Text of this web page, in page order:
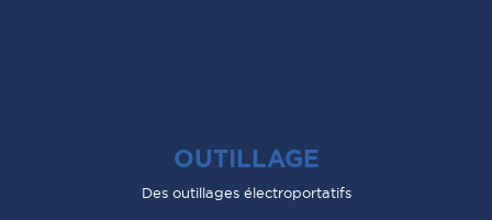
OUTILLAGE
Des outillages électroportatifs